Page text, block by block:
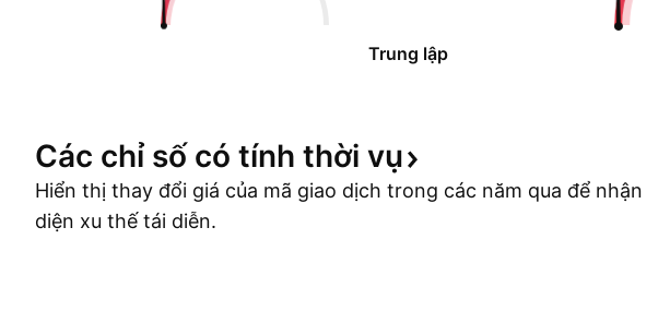
Trung lập
Các chỉ số có tính thời vụ
Hiển thị thay đổi giá của mã giao dịch trong các năm qua để nhận
diện xu thế tái diễn.